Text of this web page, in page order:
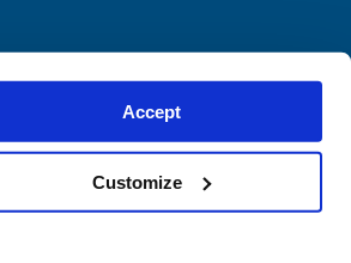
Accept
Customize